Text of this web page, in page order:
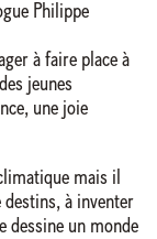
Philippe
à faire place à
jeunes
une joie
mais il
à inventer
dessine un monde